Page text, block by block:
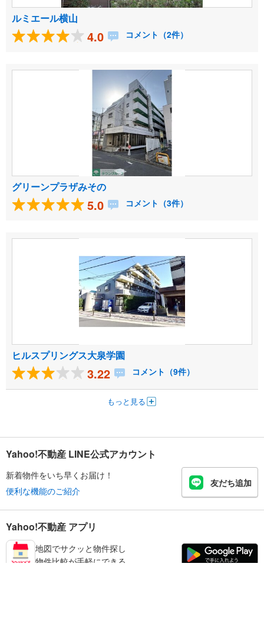
ルミエール横山
4.0 コメント（2件）
グリーンプラザみその
5.0 コメント（3件）
ヒルスプリングス大泉学園
3.22 コメント（9件）
もっと見る
Yahoo!不動産 LINE公式アカウント
新着物件をいち早くお届け！
便利な機能のご紹介
友だち追加
Yahoo!不動産 アプリ
地図でサクッと物件探し
物件比較が手軽にできる